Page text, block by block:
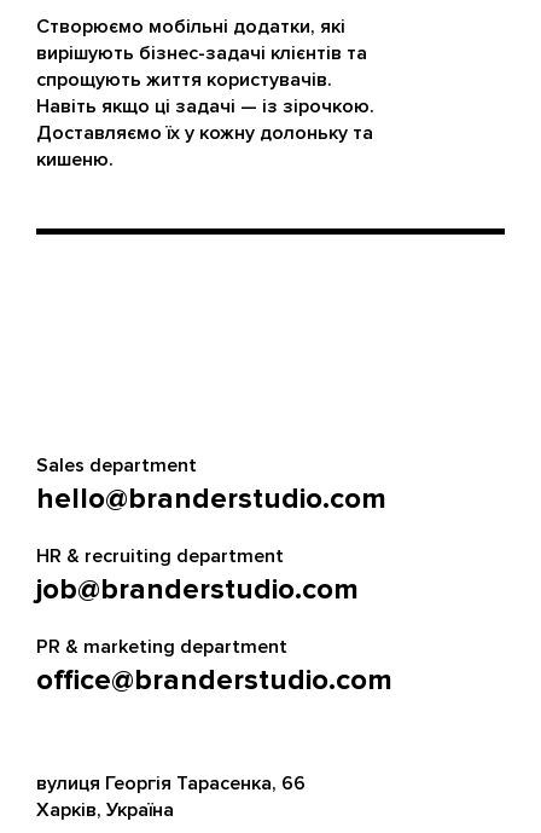
Створюємо мобільні додатки, які
вирішують бізнес-задачі клієнтів та
спрощують життя користувачів.
Навіть якщо ці задачі — із зірочкою.
Доставляємо їх у кожну долоньку та
кишеню.
Sales department
hello@branderstudio.com
HR & recruiting department
job@branderstudio.com
PR & marketing department
office@branderstudio.com
вулиця Георгія Тарасенка, 66
Харків, Україна